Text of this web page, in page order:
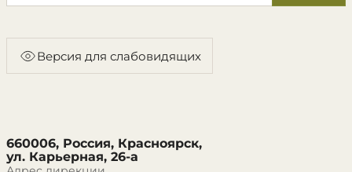
Версия для слабовидящих
660006, Россия, Красноярск,
ул. Карьерная, 26-а